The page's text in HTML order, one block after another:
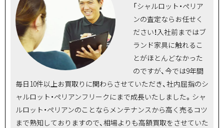
「シャルロット・ペリア
ンの査定ならお任せく
ださい！入社前まではブ
ランド家具に触れるこ
とがほとんどなかった
のですが、今では9年間
毎日10件以上お買取りに関わらさせていただき、社内屈指のシ
ャルロット・ペリアンフリークにまで成長いたしました。シャ
ルロット・ペリアンのことならメンテナンスから高く売るコツ
まで熟知しておりますので、相場よりも高額買取をさせていた